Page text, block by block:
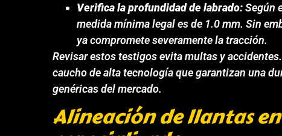
Verifica la profundidad de labrado:Según
medida mínima legal es de 1.0 mm. Sin
ya compromete severamente la tracción.
Revisar estos testigos evita multas y
caucho de alta tecnología que garantizan una
genéricas del mercado.
Alineación de llantas en